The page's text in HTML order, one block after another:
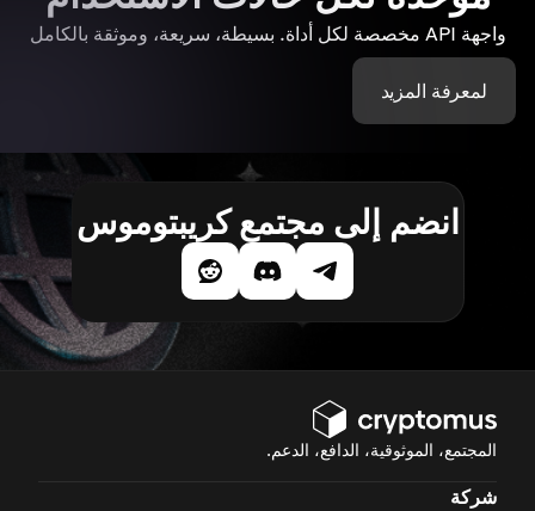
واجهة API مخصصة لكل أداة. بسيطة، سريعة، وموثقة بالكامل
لمعرفة المزيد
انضم إلى مجتمع كريبتوموس
المجتمع، الموثوقية، الدافع، الدعم.
شركة